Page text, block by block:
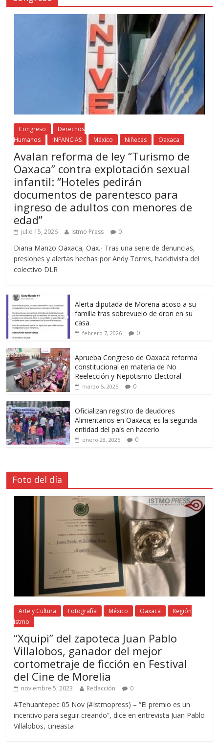
Congreso
Derechos
Humanos
INFANCIAS México Niñeces Oaxaca
Avalan reforma de ley “Turismo de
Oaxaca” contra explotación sexual
infantil: “Hoteles pedirán
documentos de parentesco para
ingreso de adultos con menores de
edad”
julio 15, 2026 Istmo Press 0
Diana Manzo Oaxaca, Oax.- Tras una serie de denuncias,
presiones y alertas hechas por Andy Torres, hacktivista del
colectivo DLR
Alerta diputada de Morena acoso a su
familia tras sobrevuelo de dron en su
casa
febrero 7, 2026 0
Aprueba Congreso de Oaxaca reforma
constitucional en materia de No
Reelección y Nepotismo Electoral
marzo 5, 2025 0
Oficializan registro de deudores
Alimentarios en Oaxaca; es la segunda
entidad del país en hacerlo
enero 28, 2025 0
Foto del día
Arte y Cultura Fotografía México Oaxaca
Región
Istmo
“Xquipi” del zapoteca Juan Pablo
Villalobos, ganador del mejor
cortometraje de ficción en Festival
del Cine de Morelia
noviembre 5, 2023 Redacción 0
#Tehuantepec 05 Nov (#Istmopress) – “El premio es un
incentivo para seguir creando”, dice en entrevista Juan Pablo
Villalobos, cineasta